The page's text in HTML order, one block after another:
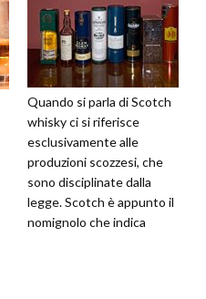
Quando si parla di Scotch
whisky ci si riferisce
esclusivamente alle
produzioni scozzesi, che
sono disciplinate dalla
legge. Scotch è appunto il
nomignolo che indica